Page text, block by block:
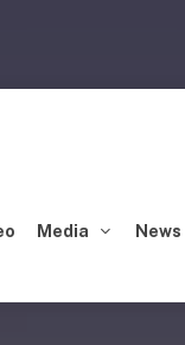
Media News